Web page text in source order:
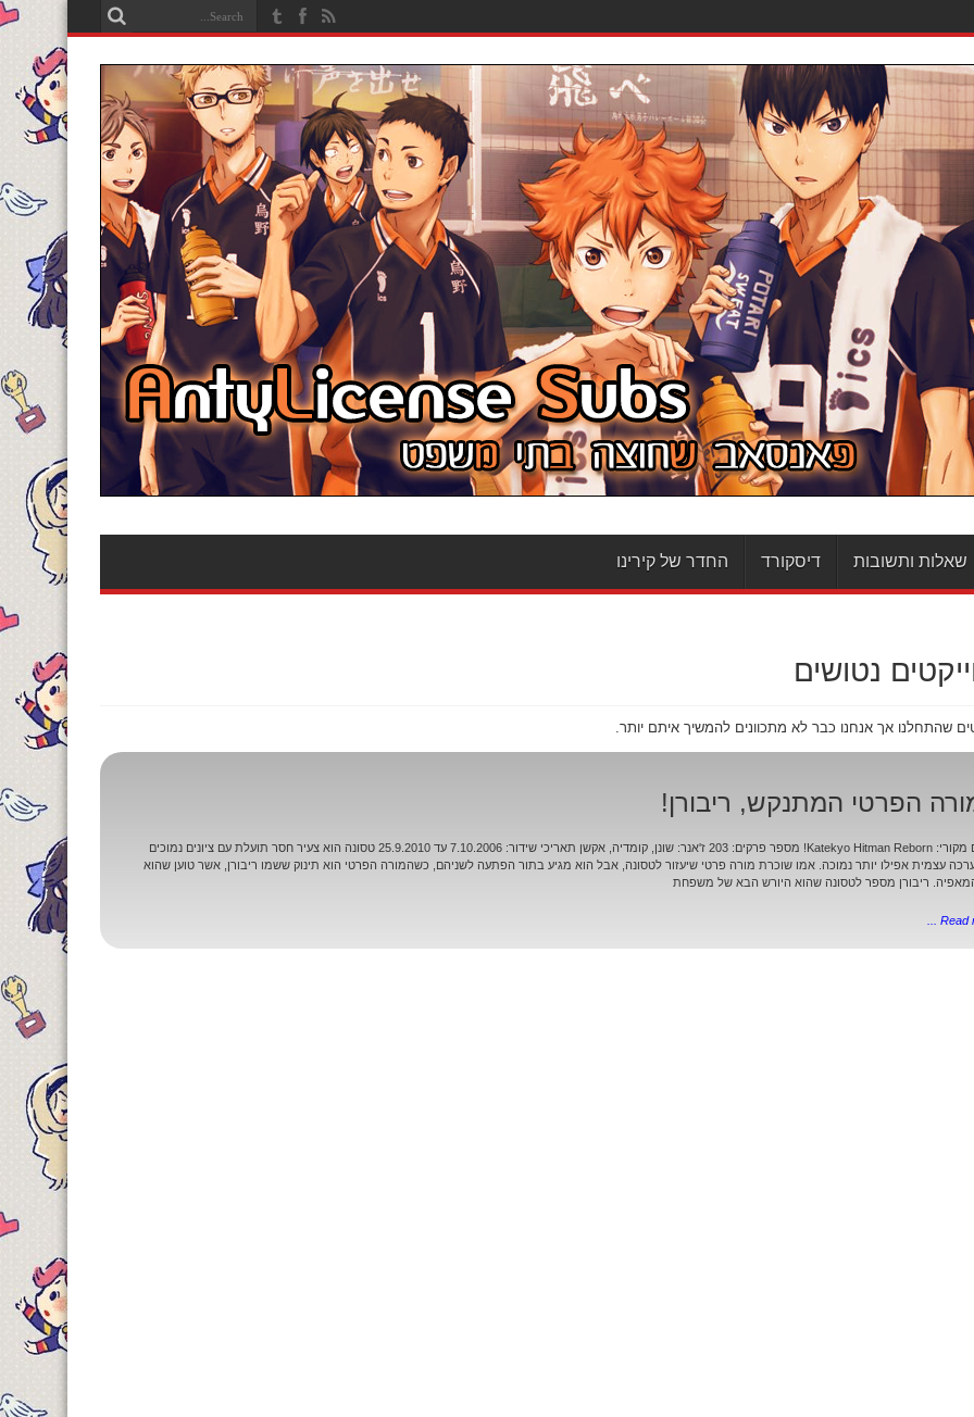
שאלות ותשובות דיסקורד החדר של קירינו
נטושים
שהתחלנו אך אנחנו כבר לא מתכוונים להמשיך איתם יותר.
הפרטי המתנקש, ריבורן!
שם מקורי: Katekyo Hitman Reborn! מספר פרקים: 203 ז'אנר: שונן, קומדיה, אקשן תאריכי שידור: 7.10.2006 עד 25.9.2010 טסונה הוא צעיר חסר תועלת עם ציונים נמוכים
עצמית אפילו יותר נמוכה. אמו שוכרת מורה פרטי שיעזור לטסונה, אבל הוא מגיע בתור הפתעה לשניהם, כשהמורה הפרטי הוא תינוק ששמו ריבורן, אשר טוען שהוא
ריבורן מספר לטסונה שהוא היורש הבא של משפחת
Read